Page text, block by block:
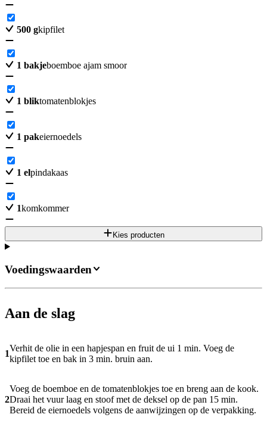
500 gkipfilet
1 bakjeboemboe ajam smoor
1 bliktomatenblokjes
1 pakeiernoedels
1 elpindakaas
1komkommer
Kies producten
Aan de slag
1
Verhit de olie in een hapjespan en fruit de ui 1 min. Voeg de
kipfilet toe en bak in 3 min. bruin aan.
2
Voeg de boemboe en de tomatenblokjes toe en breng aan de kook.
Draai het vuur laag en stoof met de deksel op de pan 15 min.
Bereid de eiernoedels volgens de aanwijzingen op de verpakking.
Voedingswaarden